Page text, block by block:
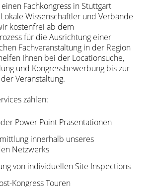
Fachkongress in Stuttgart
Wissenschaftler und Verbände
kostenfrei ab dem
für die Ausrichtung einer
Fachveranstaltung in der Region
Ihnen bei der Locationsuche,
und Kongressbewerbung bis zur
Veranstaltung.
zählen:
Power Point Präsentationen
innerhalb unseres
Netzwerks
von individuellen Site Inspections
Kongress Touren